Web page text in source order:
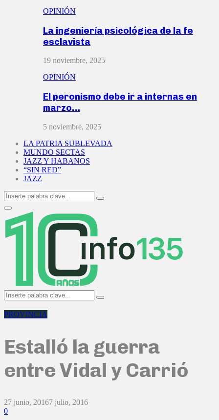
OPINIÓN
La ingeniería psicológica de la fe
esclavista
19 noviembre, 2025
OPINIÓN
El peronismo debe ir a internas en
marzo…
5 noviembre, 2025
LA PATRIA SUBLEVADA
MUNDO SECTAS
JAZZ Y HABANOS
“SIN RED”
JAZZ
Search
for:
Search
Primary
Menu
Search
for:
Search
PROVINCIA
Estalló la guerra
entre Vidal y Carrió
27 junio, 20167 julio, 2016
0